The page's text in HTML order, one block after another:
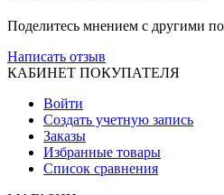
Поделитесь мнением с другими
Написать отзыв
КАБИНЕТ ПОКУПАТЕЛЯ
Войти
Создать учетную запись
Заказы
Избранные товары
Список сравнения